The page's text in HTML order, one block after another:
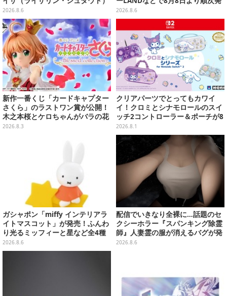
ウェディングStyle」が8月7日よ
り予約受付開始
2026.8.6
売
2026.8.6
新作一番くじ「カードキャプター
さくら」のラストワン賞が公開！
木之本桜とケロちゃんがバラの花
びらに包まれている姿で立体化
2026.8.3
クリアパーツでとってもカワイ
イ！クロミとシナモロールのスイ
ッチ2コントローラー＆ポーチが8
月から順次発売
2026.8.1
ガシャポン「miffy インテリアラ
イトマスコット」が発売！ふんわ
り光るミッフィーと星など全4種
ラインナップ
2026.8.6
配信でいきなり全裸に…話題のセ
クシーホラー『スパンキング除霊
師』人妻霊の服が消えるバグが発
生。「丸裸になる現象を泣きなが
2026.8.6